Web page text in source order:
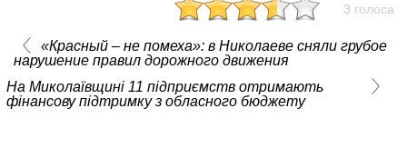
3 голоса
«Красный – не помеха»: в Николаеве сняли грубое
нарушение правил дорожного движения
На Миколаївщині 11 підприємств отримають
фінансову підтримку з обласного бюджету